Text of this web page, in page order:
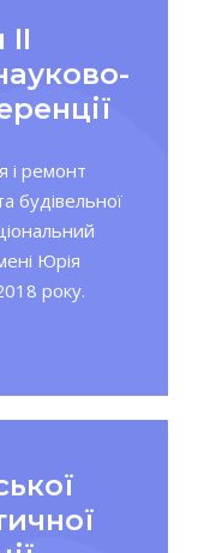
і ремонт
будівельної
Юрія
року.